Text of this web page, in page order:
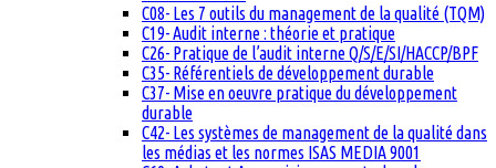
C08- Les 7 outils du management de la qualité (TQM)
C19- Audit interne : théorie et pratique
C26- Pratique de l’audit interne Q/S/E/SI/HACCP/BPF
C35- Référentiels de développement durable
C37- Mise en oeuvre pratique du développement
durable
C42- Les systèmes de management de la qualité dans
les médias et les normes ISAS MEDIA 9001